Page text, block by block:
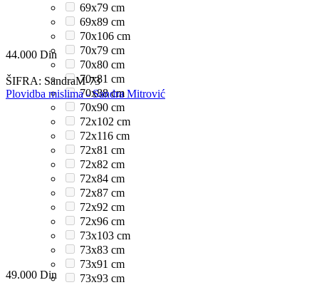
69x79 cm
69x89 cm
70x106 cm
70x79 cm
70x80 cm
70x81 cm
70x88 cm
70x90 cm
72x102 cm
72x116 cm
72x81 cm
72x82 cm
72x84 cm
72x87 cm
72x92 cm
72x96 cm
73x103 cm
73x83 cm
73x91 cm
73x93 cm
44.000 Din
ŠIFRA: SandraM-73
Plovidba mislima - Sandra Mitrović
49.000 Din